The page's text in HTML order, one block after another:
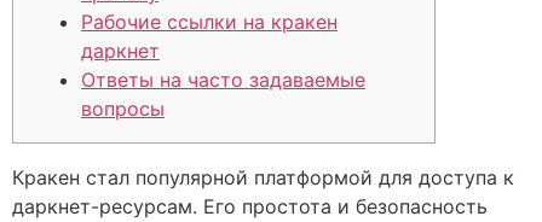
Рабочие ссылки на кракен
даркнет
Ответы на часто задаваемые
вопросы
Кракен стал популярной платформой для доступа к
даркнет-ресурсам. Его простота и безопасность